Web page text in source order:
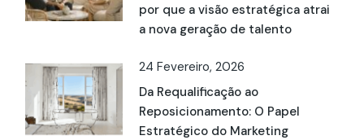
por que a visão estratégica atrai
a nova geração de talento
24 Fevereiro, 2026
Da Requalificação ao
Reposicionamento: O Papel
Estratégico do Marketing